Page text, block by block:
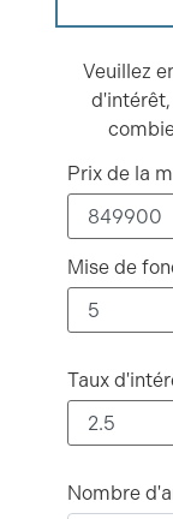
Veuillez
Prix de la
Mise de
Taux
Nombre